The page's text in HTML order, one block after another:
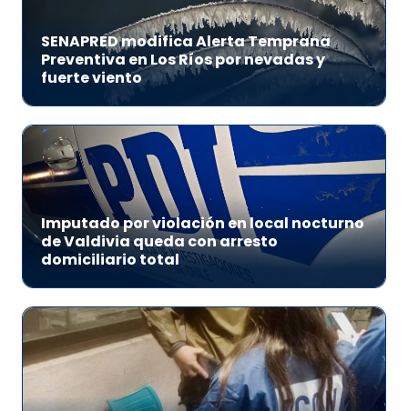
SENAPRED modifica Alerta Temprana
Preventiva en Los Ríos por nevadas y
fuerte viento
Imputado por violación en local nocturno
de Valdivia queda con arresto
domiciliario total